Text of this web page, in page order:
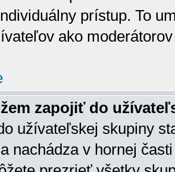
prístup. To
ako
zapojiť do
užívateľskej skupiny
nachádza v hornej